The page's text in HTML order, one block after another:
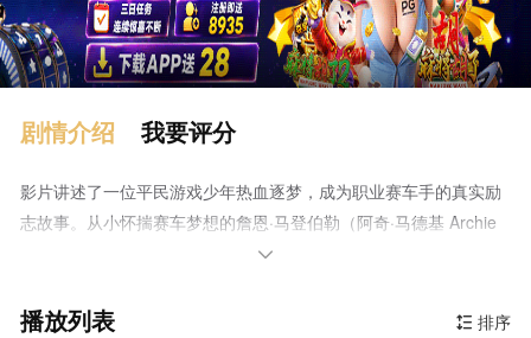
剧情介绍 我要评分
影片讲述了一位平民游戏少年热血逐梦，成为职业赛车手的真实励
志故事。从小怀揣赛车梦想的詹恩·马登伯勒（阿奇·马德基 Archie
Madekwe 饰）被GT赛车学院挖掘，他凭借出色的游戏经验和自身
则。

 排序
播放列表